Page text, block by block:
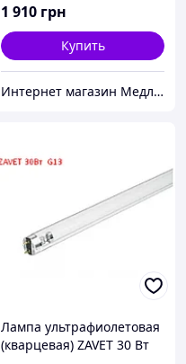
1 910 грн
Купить
Интернет магазин Медлайф
Лампа ультрафиолетовая
(кварцевая) ZAVET 30 Вт